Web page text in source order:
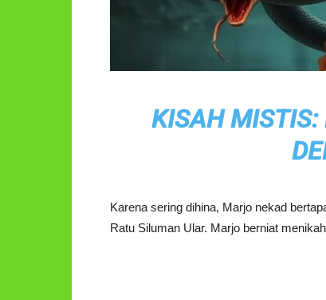
KISAH
Karena sering dihina, Marjo nekad
Ratu Siluman Ular. Marjo berniat